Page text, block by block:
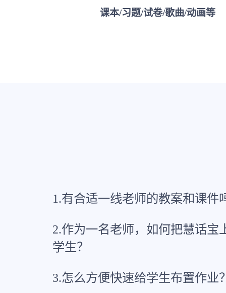
课本/习题/试卷/歌曲/动画等
1.有合适一线老师的教案和课件
2.作为一名老师，如何把慧话宝
学生？
3.怎么方便快速给学生布置作业